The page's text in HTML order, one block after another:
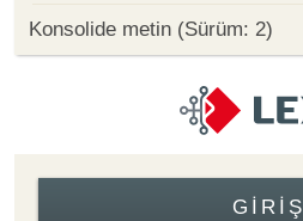
Konsolide metin (Sürüm: 2)
GIRIŞ